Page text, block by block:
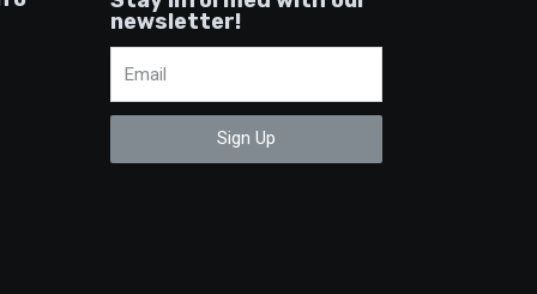
newsletter!
Sign Up